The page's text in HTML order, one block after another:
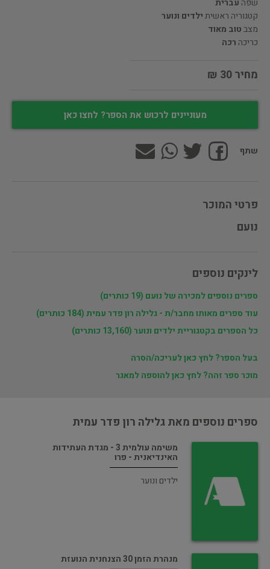
שפה עברית
קטגוריה ראשיתילדים ונוער
מצבטוב מאוד
כריכה רכה
מחיר 30 ₪
מעוניינים לרכוש את הספר? לחצו כאן
שתף
פרטי המוכר
נועם
לינקים נוספים
ספרים נוספים למכירה של נועם (19 כותרים)
עוד ספרים מאותו מחבר/ת - גלילה רון פדר עמית (184 כותרים)
כל הספרים בקטגוריית ילדים ונוער (13,160 כותרים)
בעל הספר? לחץ כאן לעריכה/הסרה
מוכר ספר זהה? לחץ כאן להוספה למאגר
ספרים נוספים מאת גלילה רון פדר עמית
משימה עולמית 3 - מגדת העתידות
האינדיאנית - פרו
ילדים ונוער
מנהרת הזמן 30 הצנחנית הנועזת